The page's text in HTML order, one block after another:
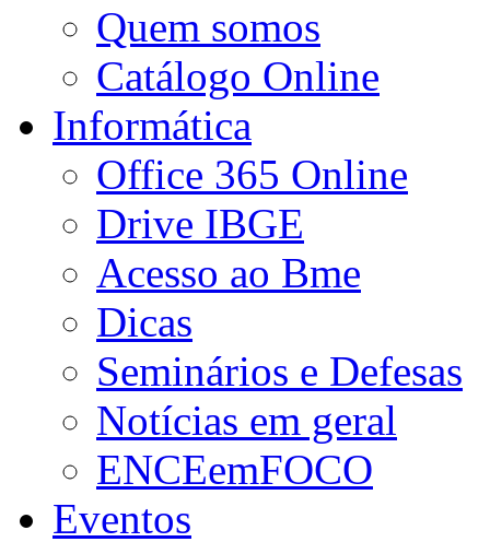
Quem somos
Catálogo Online
Informática
Office 365 Online
Drive IBGE
Acesso ao Bme
Dicas
Seminários e Defesas
Notícias em geral
ENCEemFOCO
Eventos